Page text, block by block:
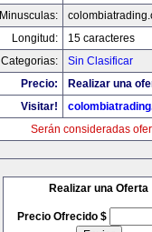
Minusculas:
Longitud:
15 caracteres
Categorias:
Sin Clasificar
Precio:
Realizar una
Visitar!
Serán consideradas
Realizar una Oferta
Precio Ofrecido $